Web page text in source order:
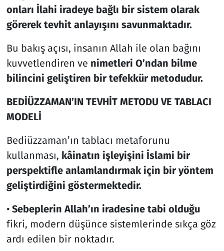
onları İlahi iradeye bağlı bir sistem olarak
görerek tevhit anlayışını savunmaktadır.
Bu bakış açısı, insanın Allah ile olan bağını
kuvvetlendiren ve nimetleri O’ndan bilme
bilincini geliştiren bir tefekkür metodudur.
BEDİÜZZAMAN’IN TEVHİT METODU VE TABLACI
MODELİ
Bediüzzaman’ın tablacı metaforunu
kullanması, kâinatın işleyişini İslami bir
perspektifle anlamlandırmak için bir yöntem
geliştirdiğini göstermektedir.
• Sebeplerin Allah’ın iradesine tabi olduğu
fikri, modern düşünce sistemlerinde sıkça göz
ardı edilen bir noktadır.